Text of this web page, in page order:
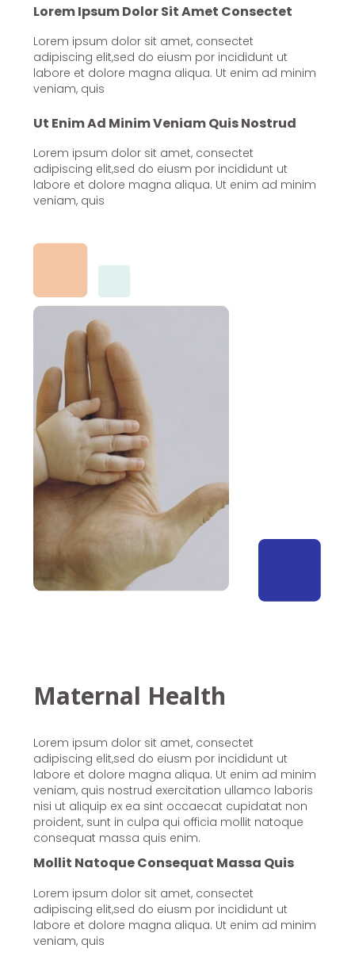
Lorem Ipsum Dolor Sit Amet Consectet
Lorem ipsum dolor sit amet, consectet
adipiscing elit,sed do eiusm por incididunt ut
labore et dolore magna aliqua. Ut enim ad minim
veniam, quis
Ut Enim Ad Minim Veniam Quis Nostrud
Lorem ipsum dolor sit amet, consectet
adipiscing elit,sed do eiusm por incididunt ut
labore et dolore magna aliqua. Ut enim ad minim
veniam, quis
Maternal Health
Lorem ipsum dolor sit amet, consectet
adipiscing elit,sed do eiusm por incididunt ut
labore et dolore magna aliqua. Ut enim ad minim
veniam, quis nostrud exercitation ullamco laboris
nisi ut aliquip ex ea sint occaecat cupidatat non
proident, sunt in culpa qui officia mollit natoque
consequat massa quis enim.
Mollit Natoque Consequat Massa Quis
Lorem ipsum dolor sit amet, consectet
adipiscing elit,sed do eiusm por incididunt ut
labore et dolore magna aliqua. Ut enim ad minim
veniam, quis